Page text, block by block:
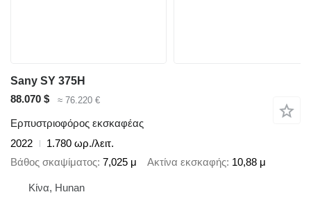
Sany SY 375H
88.070 $
≈ 76.220 €
Ερπυστριοφόρος εκσκαφέας
2022
1.780 ωρ./λειτ.
Βάθος σκαψίματος 7,025 μ Ακτίνα εκσκαφής 10,88 μ
Κίνα, Hunan